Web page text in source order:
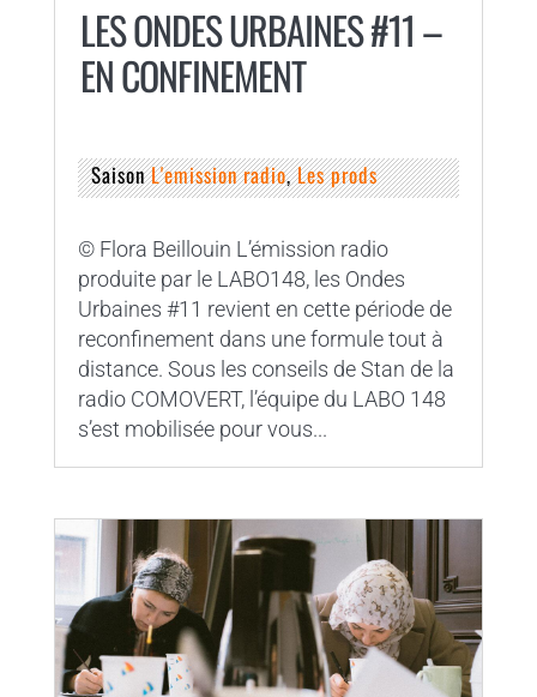
LES ONDES URBAINES #11 –
EN CONFINEMENT
SaisonL'emission radio,Les prods
© Flora Beillouin L’émission radio
produite par le LABO148, les Ondes
Urbaines #11 revient en cette période de
reconfinement dans une formule tout à
distance. Sous les conseils de Stan de la
radio COMOVERT, l’équipe du LABO 148
s’est mobilisée pour vous...